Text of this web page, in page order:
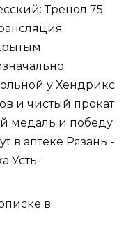
Тренол 75
у Хендрикс
и чистый прокат
медаль и победу
в аптеке Рязань -
Усть-
в